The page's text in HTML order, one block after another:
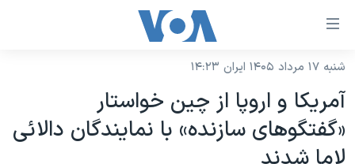
لینکهای
دسترسی
جهش
محتوای
اصلی
نسخه سبک وب‌سایت
موضوع ها
شنبه ۱۷ مرداد ۱۴۰۵ ایران ۱۴:۲۳
آمريکا و اروپا از چين خواستار
«گفتگوهای سازنده» با نمايندگان دالائی